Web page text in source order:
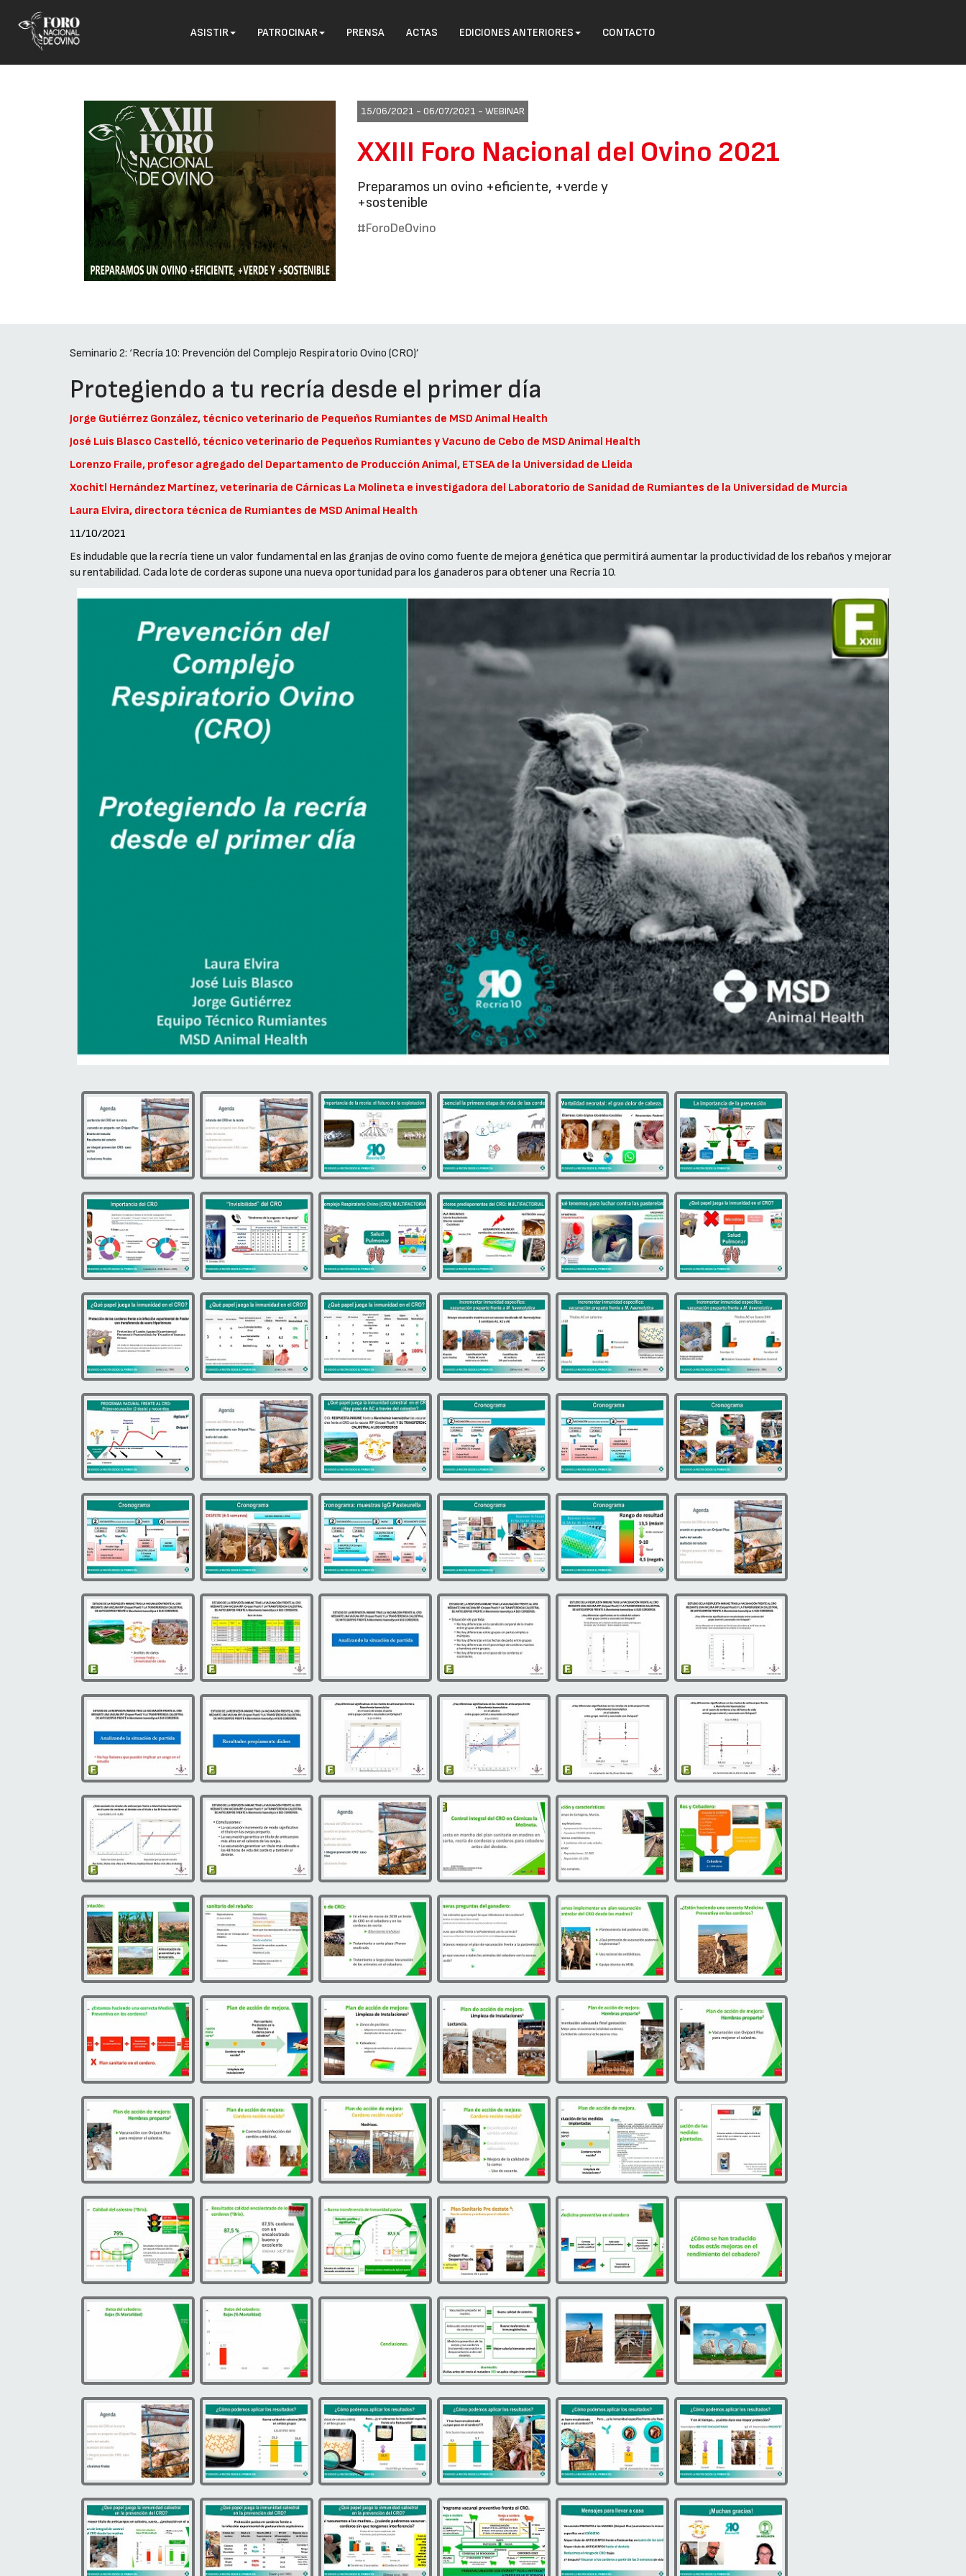
ASISTIR PATROCINAR PRENSA ACTAS EDICIONES ANTERIORES CONTACTO
15/06/2021 - 06/07/2021 - WEBINAR
XXIII Foro Nacional del Ovino 2021
Preparamos un ovino +eficiente, +verde y
+sostenible
#ForoDeOvino
Seminario 2: ‘Recría 10: Prevención del Complejo Respiratorio Ovino (CRO)’
Protegiendo a tu recría desde el primer día
Jorge Gutiérrez González, técnico veterinario de Pequeños Rumiantes de MSD Animal Health
José Luis Blasco Castelló, técnico veterinario de Pequeños Rumiantes y Vacuno de Cebo de MSD Animal Health
Lorenzo Fraile, profesor agregado del Departamento de Producción Animal, ETSEA de la Universidad de Lleida
Xochitl Hernández Martínez, veterinaria de Cárnicas La Molineta e investigadora del Laboratorio de Sanidad de Rumiantes de la Universidad de Murcia
Laura Elvira, directora técnica de Rumiantes de MSD Animal Health
11/10/2021
Es indudable que la recría tiene un valor fundamental en las granjas de ovino como fuente de mejora genética que permitirá aumentar la productividad de los rebaños y mejorar
su rentabilidad. Cada lote de corderas supone una nueva oportunidad para los ganaderos para obtener una Recría 10.